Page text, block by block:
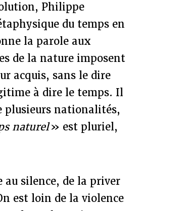
Philippe
du temps en
la parole aux
de la nature imposent
acquis, sans le dire
à dire le temps. Il
plusieurs nationalités,
naturel» est pluriel,
au silence, de la priver
est loin de la violence